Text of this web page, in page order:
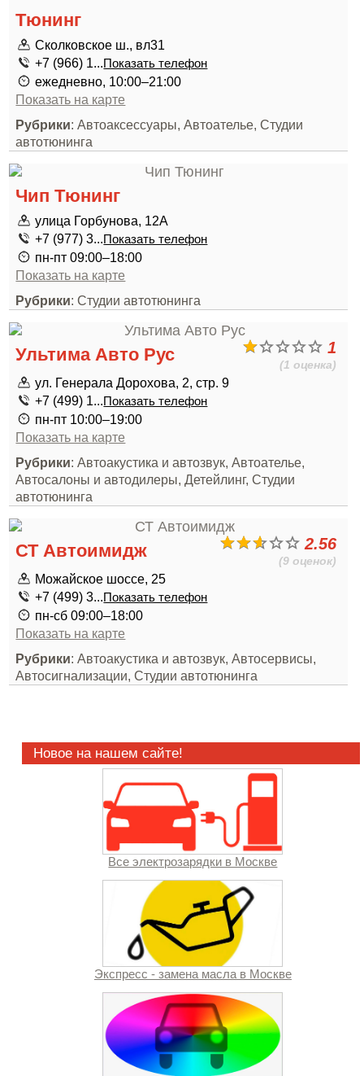
Тюнинг
Сколковское ш., вл31
+7 (966) 1...Показать телефон
ежедневно, 10:00–21:00
Показать на карте
Рубрики: Автоаксессуары, Автоателье, Студии
автотюнинга
Чип Тюнинг
улица Горбунова, 12А
+7 (977) 3...Показать телефон
пн-пт 09:00–18:00
Показать на карте
Рубрики: Студии автотюнинга
1
(1 оценка)
Ультима Авто Рус
ул. Генерала Дорохова, 2, стр. 9
+7 (499) 1...Показать телефон
пн-пт 10:00–19:00
Показать на карте
Рубрики: Автоакустика и автозвук, Автоателье,
Автосалоны и автодилеры, Детейлинг, Студии
автотюнинга
2.56
(9 оценок)
СТ Автоимидж
Можайское шоссе, 25
+7 (499) 3...Показать телефон
пн-сб 09:00–18:00
Показать на карте
Рубрики: Автоакустика и автозвук, Автосервисы,
Автосигнализации, Студии автотюнинга
Новое на нашем сайте!
Все электрозарядки в Москве
Экспресс - замена масла в Москве